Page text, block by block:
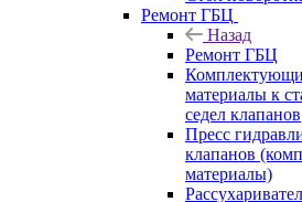
Ремонт ГБЦ
Назад
Ремонт ГБЦ
материалы к
седел клапанов
Пресс
клапанов
материалы)